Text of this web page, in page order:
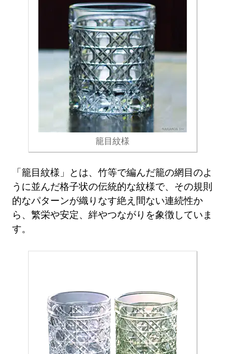
籠目紋様
「籠目紋様」とは、竹等で編んだ籠の網目のよ
うに並んだ格子状の伝統的な紋様で、その規則
的なパターンが織りなす絶え間ない連続性か
ら、繁栄や安定、絆やつながりを象徴していま
す。